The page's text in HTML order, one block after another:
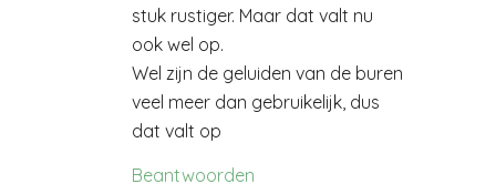
stuk rustiger. Maar dat valt nu
ook wel op.
Wel zijn de geluiden van de buren
veel meer dan gebruikelijk, dus
dat valt op
Beantwoorden